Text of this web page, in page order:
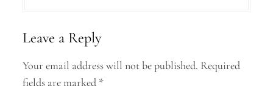
a
i
Leave a Reply
Your email address will not be published. Required
fields are marked *